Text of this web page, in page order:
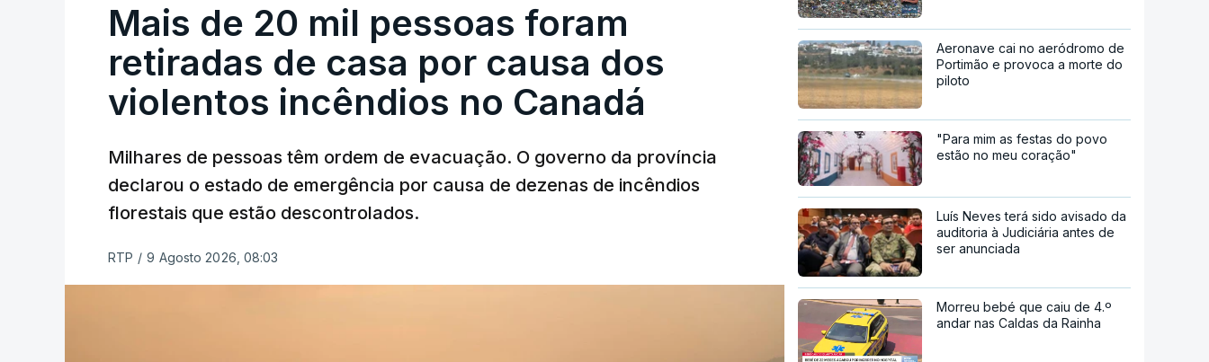
Mais de 20 mil pessoas foram
retiradas de casa por causa dos
violentos incêndios no Canadá
Milhares de pessoas têm ordem de evacuação. O governo da província
declarou o estado de emergência por causa de dezenas de incêndios
florestais que estão descontrolados.
RTP / 9 Agosto 2026, 08:03
Aeronave cai no aeródromo de
Portimão e provoca a morte do
piloto
"Para mim as festas do povo
estão no meu coração"
Luís Neves terá sido avisado da
auditoria à Judiciária antes de
ser anunciada
Morreu bebé que caiu de 4.º
andar nas Caldas da Rainha